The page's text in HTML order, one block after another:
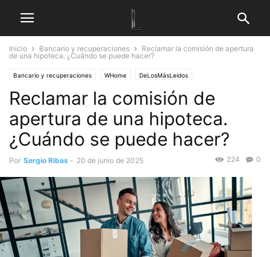
Inicio Bancario y recuperaciones
Reclamar la comisión de apertura
de una hipoteca. ¿Cuándo se puede hacer?
Bancario y recuperaciones WHome DeLosMásLeidos
Reclamar la comisión de
apertura de una hipoteca.
¿Cuándo se puede hacer?
Por Sergio Ribas - 20 de junio de 2025 0
224